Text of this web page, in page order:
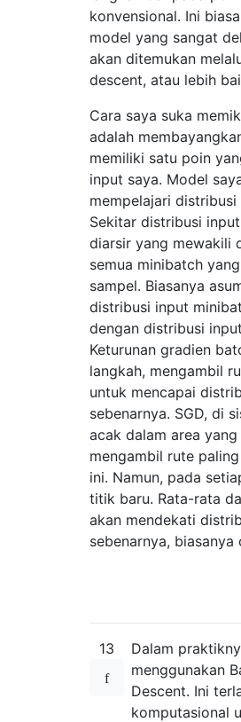
konvensional. Ini
model yang sangat
akan ditemukan
descent, atau lebih
Cara saya suka
adalah
memiliki satu poin
input saya. Model
mempelajari
Sekitar distribusi
diarsir yang mewakili
semua minibatch
sampel. Biasanya
distribusi input
dengan distribusi
Keturunan gradien
langkah, mengambil
untuk mencapai
sebenarnya. SGD, di
acak dalam area
mengambil rute
ini. Namun, pada
titik baru. Rata-rata
akan mendekati
sebenarnya, biasanya
13
Dalam
menggunakan
Descent. Ini
komputasional